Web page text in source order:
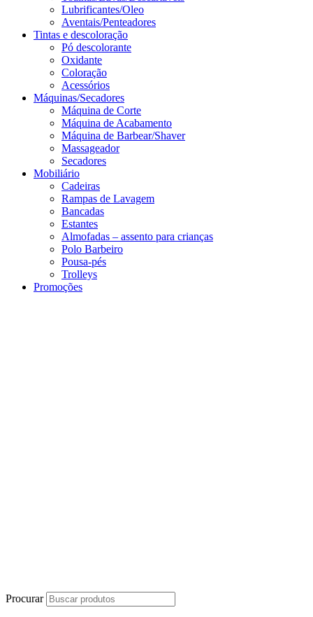
Lubrificantes/Oleo
Aventais/Penteadores
Tintas e descoloração
Pó descolorante
Oxidante
Coloração
Acessórios
Máquinas/Secadores
Máquina de Corte
Máquina de Acabamento
Máquina de Barbear/Shaver
Massageador
Secadores
Mobiliário
Cadeiras
Rampas de Lavagem
Bancadas
Estantes
Almofadas – assento para crianças
Polo Barbeiro
Pousa-pés
Trolleys
Promoções
Procurar